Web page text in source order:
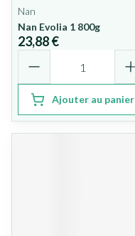
Nan
Nan Evolia 1 800g
23,88 €
Ajouter au panier